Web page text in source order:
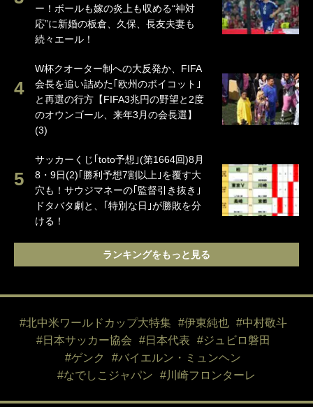
ー！ボールも嫁の炎上も収める“神対
応”に新婚の板倉、久保、長友夫妻も
続々エール！
W杯クオーター制への大反発か、FIFA
会長を追い詰めた｢欧州のボイコット｣
と再選の行方【FIFA3兆円の野望と2度
のオウンゴール、来年3月の会長選】
(3)
サッカーくじ｢toto予想｣(第1664回)8月
8・9日(2)｢勝利予想7割以上｣を覆す大
穴も！サウジマネーの｢監督引き抜き｣
ドタバタ劇と、｢特別な日｣が勝敗を分
ける！
ランキングをもっと見る
#北中米ワールドカップ大特集 #伊東純也
#中村敬斗
#日本サッカー協会
#日本代表
#ジュビロ磐田
#ゲンク
#バイエルン・ミュンヘン
#なでしこジャパン
#川崎フロンターレ